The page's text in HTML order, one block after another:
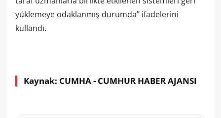
yüklemeye odaklanmış durumda” ifadelerini
kullandı.
Kaynak: CUMHA - CUMHUR HABER AJANSI